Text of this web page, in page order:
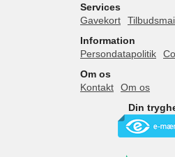
Services
Gavekort
Information
Persondatapolitik
Om os
Kontakt
Om os
Din